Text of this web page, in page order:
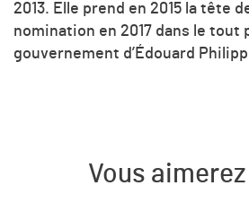
2013. Elle prend en 2015 la tête
nomination en 2017 dans le tout
gouvernement d’Édouard
Vous